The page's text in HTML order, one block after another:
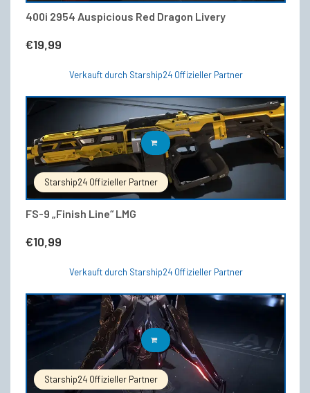
400i 2954 Auspicious Red Dragon Livery
€19,99
Verkauft durch Starship24 Offizieller Partner
Starship24 Offizieller Partner
FS-9 „Finish Line“ LMG
€10,99
IN DEN WARENKORB
Verkauft durch Starship24 Offizieller Partner
Starship24 Offizieller Partner
IN DEN WARENKORB